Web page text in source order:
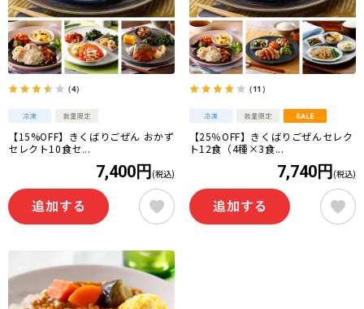
（4）
【15%OFF】きくばりごぜん おかず
セレクト10食セ...
7,400円 (税込)
（11）
【25％OFF】きくばりごぜんセレク
ト12食（4種×3食...
7,740円 (税込)